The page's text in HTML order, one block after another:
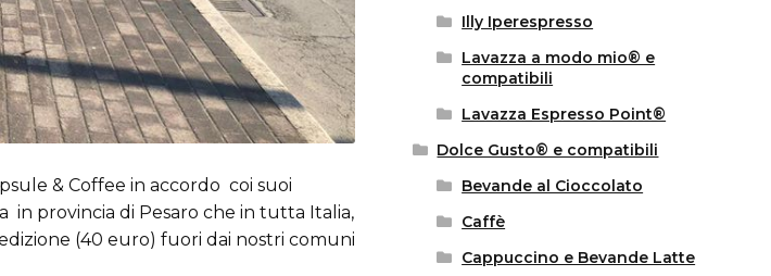
& Coffee in accordo coi suoi
in provincia di Pesaro che in tutta Italia,
(40 euro) fuori dai nostri comuni
Illy Iperespresso
Lavazza a modo mio® e
compatibili
Lavazza Espresso Point®
Dolce Gusto® e compatibili
Bevande al Cioccolato
Caffè
Cappuccino e Bevande Latte